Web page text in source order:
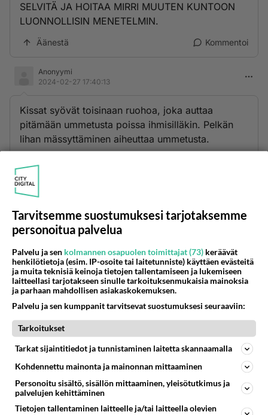
SELVITÄ JA HOITAA MIRRI MUUTEN KUNTOON
LUONNOLLISIN MENETELMIN.
Äänestä Kommentoi
Anonyymi
2024-02-27 17:40:13
Kissat syövät toisinaan ruohoa, joka auttaa
pitämään ummetusta poissa ihmisilläkin. Pelkän
lihan mässyttäminen aiheuttaa ummetusta.
Riittävä juominen on myös toimiva keino.
Anonyymi
2024-02-27 18:57:22
Mutta se riisiniöljy on keinoista parhain.
Äänestä Kommentoi
Kommentoi aloitusta...
Ketjusta on poistettu 3 sääntöjenvastaista viestiä.
Takaisin ylös
Tarvitsemme suostumuksesi tarjotaksemme
personoitua palvelua
Palvelu ja sen kolmannen osapuolen toimittajat (73) keräävät
henkilötietoja (esim. IP-osoite tai laitetunniste) käyttäen evästeitä
ja muita teknisiä keinoja tietojen tallentamiseen ja lukemiseen
laitteellasi tarjotakseen sinulle tarkoituksenmukaisia mainoksia
ja parhaan mahdollisen asiakaskokemuksen.
Palvelu ja sen kumppanit tarvitsevat suostumuksesi seuraaviin:
Tarkoitukset
Tarkat sijaintitiedot ja tunnistaminen laitetta skannaamalla
Kohdennettu mainonta ja mainonnan mittaaminen
Personoitu sisältö, sisällön mittaaminen, yleisötutkimus ja
palvelujen kehittäminen
Tietojen tallentaminen laitteelle ja/tai laitteella olevien